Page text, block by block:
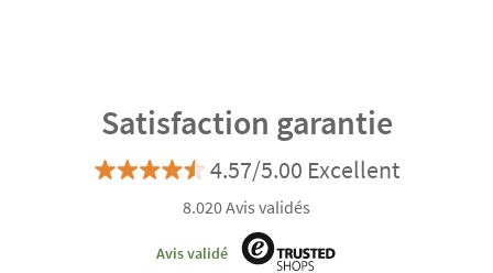
Satisfaction garantie
4.57/5.00 Excellent
8.020 Avis validés
Avis validé